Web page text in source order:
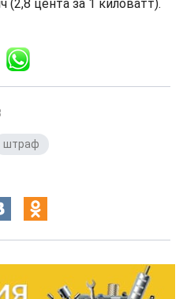
цента за 1 киловатт).
штраф